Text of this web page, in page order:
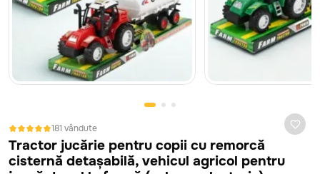
181 vândute
Tractor jucărie pentru copii cu remorcă
cisternă detașabilă, vehicul agricol pentru
În cazul în care jucăria nu corespunde ca calitate, este defectă
sau nu arată așa cum te-ai așteptat, ai 14 zile la dispoziție să
ceri banii înapoi sau să schimbi jucăria. Vom prelua jucăria de la
tine de acasă sau oficiu, absolut gratuit. Mai mult despre
comisioane, indiferent de banca ta.
Nici un rezultat găsitContinuă cumpărăturile
Treci în coș